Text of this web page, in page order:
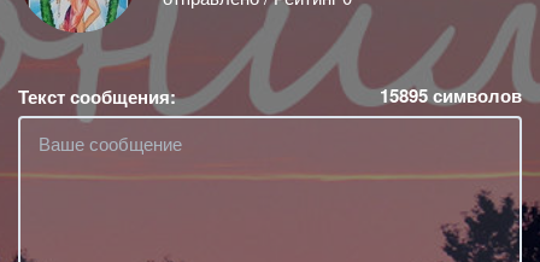
Текст сообщения: 15895символов